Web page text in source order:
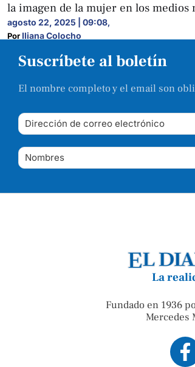
la imagen de la mujer en los medios
agosto 22, 2025 | 09:08,
Por Iliana Colocho
Suscríbete al boletín
El nombre completo y el email son
La
Fundado en 1936
Mercedes